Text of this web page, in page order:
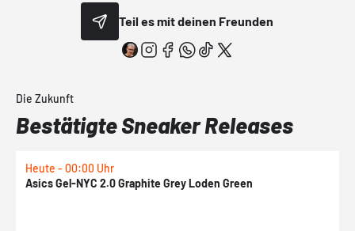
Teil es mit deinen Freunden
Die Zukunft
Bestätigte Sneaker Releases
Heute - 00:00 Uhr
Asics Gel-NYC 2.0 Graphite Grey Loden Green